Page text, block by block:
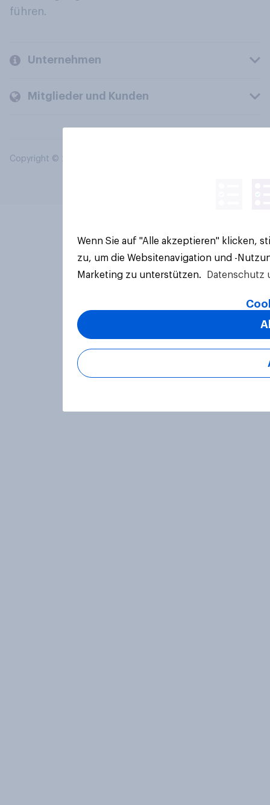
führen.
Unternehmen
Mitglieder und Kunden
Copyright © 2026 YouGov PLC. Alle Rechte vorbehalten.
Wenn Sie auf "Alle akzeptieren" klicken,
zu, um die Websitenavigation und -
Marketing zu unterstützen.
Datenschutz